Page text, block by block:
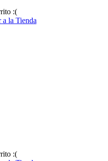
:(
a la Tienda
:(